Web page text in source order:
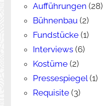
Aufführungen (28)
Bühnenbau (2)
Fundstücke(1)
Interviews(6)
Kostüme(2)
Pressespiegel (1)
Requisite(3)